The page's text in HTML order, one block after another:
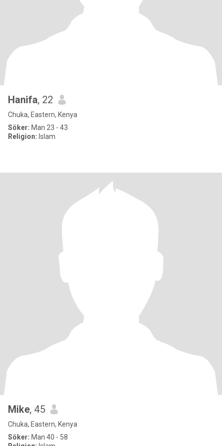
Hanifa, 22
Chuka, Eastern, Kenya
Söker: Man 23 - 43
Religion: Islam
Mike, 45
Chuka, Eastern, Kenya
Söker: Man 40 - 58